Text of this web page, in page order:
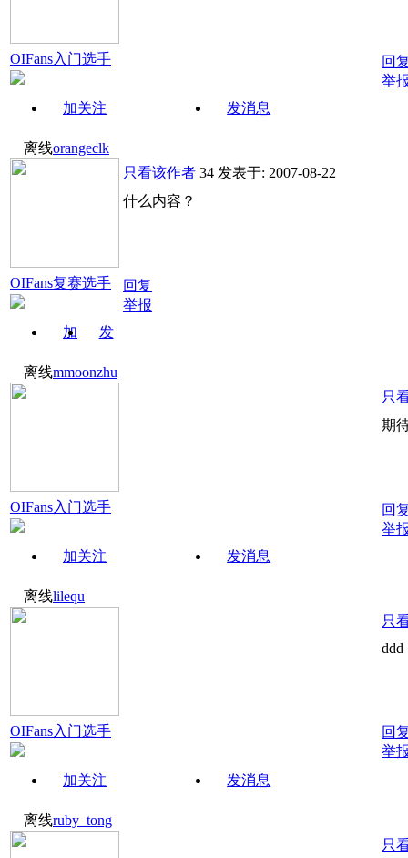
OIFans入门选手
加关注 发消息
回
举
离线orangeclk
OIFans复赛选手
加
发
只看该作者 34 发表于: 2007-08-22
什么内容？
RP降至零点，NOIP2007完美彻底挂掉。。
回复
举报
离线mmoonzhu
OIFans入门选手
加关注 发消息
只
期
回
举
离线lilequ
OIFans入门选手
加关注 发消息
只
ddd
回
举
离线ruby_tong
只